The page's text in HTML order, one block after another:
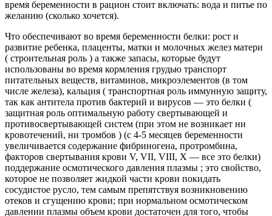
время беременности в рацион стоит включать: вода и питье по
желанию (сколько хочется).
Что обеспечивают во время беременности белки: рост и
развитие ребенка, плаценты, матки и молочных желез матери
( строительная роль ) а также запасы, которые будут
использованы во время кормления грудью транспорт
питательных веществ, витаминов, микроэлементов (в том
числе железа), кальция ( транспортная роль иммунную защиту,
так как антитела против бактерий и вирусов — это белки (
защитная роль оптимальную работу свертывающей и
противосвертывающей систем (при этом не возникает ни
кровотечений, ни тромбов ) (с 4-5 месяцев беременности
увеличивается содержание фибриногена, протромбина,
факторов свертывания крови V, VII, VIII, X — все это белки)
поддержание осмотического давления плазмы ; это свойство,
которое не позволяет жидкой части крови покидать
сосудистое русло, тем самым препятствуя возникновению
отеков и сгущению крови; при нормальном осмотическом
давлении плазмы объем крови достаточен для того, чтобы